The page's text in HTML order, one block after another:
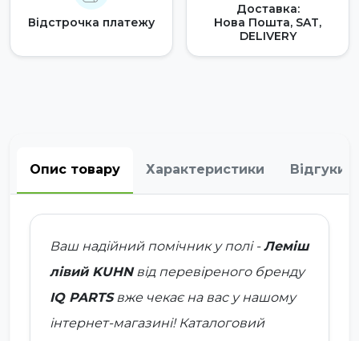
Відстрочка платежу
Доставка:
Нова Пошта, SAT,
DELIVERY
Опис товару Характеристики Відгуки
Ваш надійний помічник у полі -Леміш
лівий KUHNвід перевіреного бренду
IQ PARTSвже чекає на вас у нашому
інтернет-магазині! Каталоговий